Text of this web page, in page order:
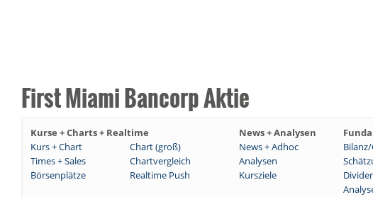
First Miami Bancorp Aktie
Kurse + Charts + Realtime News + Analysen
Kurs + Chart
Chart (groß) News + Adhoc
Times + Sales
Chartvergleich Analysen
Börsenplätze
Realtime Push Kursziele